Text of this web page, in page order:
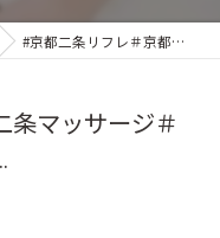
#京都二条リフレ＃京都二条マッサージ＃ボディートリートメント...
条マッサージ＃